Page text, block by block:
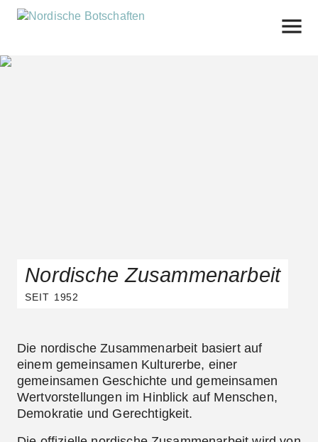
Skip
Nordische Zusammenarbeit
SEIT 1952
Die nordische Zusammenarbeit basiert auf
einem gemeinsamen Kulturerbe, einer
gemeinsamen Geschichte und gemeinsamen
Wertvorstellungen im Hinblick auf Menschen,
Demokratie und Gerechtigkeit.